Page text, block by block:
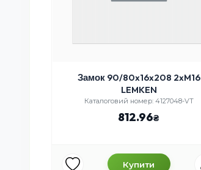
Замок 90/80x16x208 2xM16
LEMKEN
Каталоговий номер: 4127048-VT
812.96
Купити